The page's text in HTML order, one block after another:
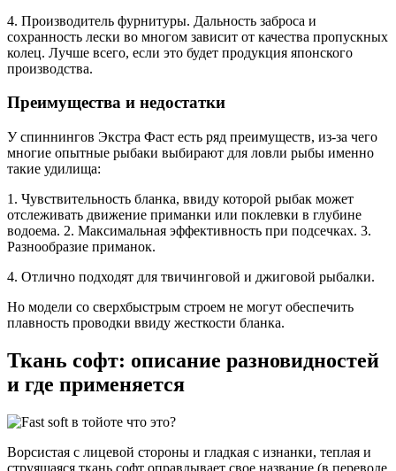
4. Производитель фурнитуры. Дальность заброса и
сохранность лески во многом зависит от качества пропускных
колец. Лучше всего, если это будет продукция японского
производства.
Преимущества и недостатки
У спиннингов Экстра Фаст есть ряд преимуществ, из-за чего
многие опытные рыбаки выбирают для ловли рыбы именно
такие удилища:
1. Чувствительность бланка, ввиду которой рыбак может
отслеживать движение приманки или поклевки в глубине
водоема. 2. Максимальная эффективность при подсечках. 3.
Разнообразие приманок.
4. Отлично подходят для твичинговой и джиговой рыбалки.
Но модели со сверхбыстрым строем не могут обеспечить
плавность проводки ввиду жесткости бланка.
Ткань софт: описание разновидностей
и где применяется
Ворсистая с лицевой стороны и гладкая с изнанки, теплая и
струящаяся ткань софт оправдывает свое название (в переводе